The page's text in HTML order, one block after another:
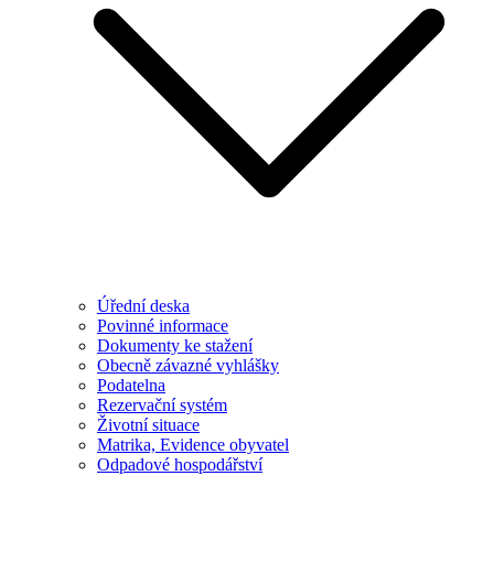
Úřední deska
Povinné informace
Dokumenty ke stažení
Obecně závazné vyhlášky
Podatelna
Rezervační systém
Životní situace
Matrika, Evidence obyvatel
Odpadové hospodářství